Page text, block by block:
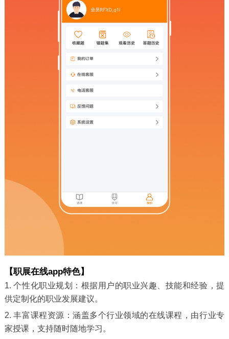
【职展在线app特色】
1. 个性化职业规划：根据用户的职业兴趣、技能和经验，提
供定制化的职业发展建议。
2. 丰富课程资源：涵盖多个行业领域的在线课程，由行业专
家授课，支持随时随地学习。